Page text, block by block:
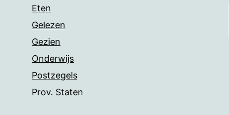
Eten
Gelezen
Gezien
Onderwijs
Postzegels
Prov. Staten